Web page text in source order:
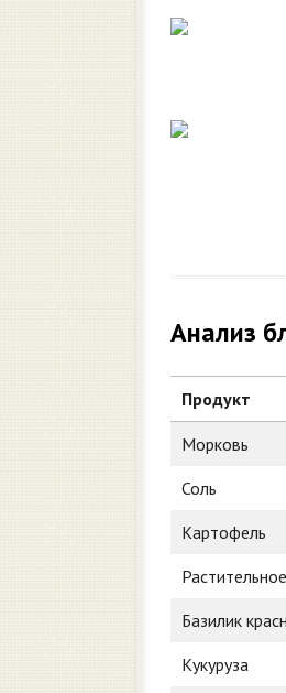
Анализ
Продукт
Морковь
Соль
Картофель
Базилик
Кукуруза